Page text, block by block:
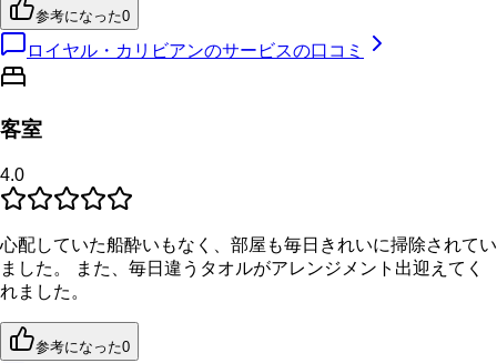
参考になった0
ロイヤル・カリビアンのサービスの口コミ
客室
4.0
心配していた船酔いもなく、部屋も毎日きれいに掃除されてい
ました。 また、毎日違うタオルがアレンジメント出迎えてく
れました。
参考になった0